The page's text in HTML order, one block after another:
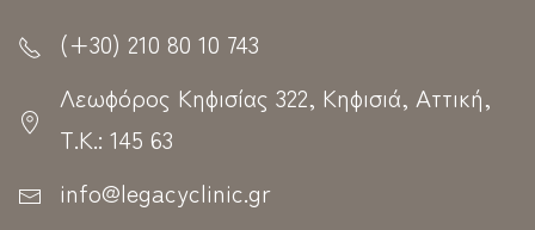
(+30) 210 80 10 743
Λεωφόρος Κηφισίας 322, Κηφισιά, Αττική,
Τ.Κ.: 145 63
info@legacyclinic.gr